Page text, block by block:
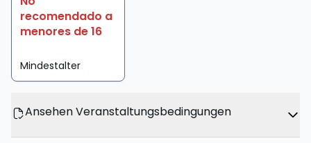
recomendado a
menores de 16
Mindestalter
Ansehen Veranstaltungsbedingungen